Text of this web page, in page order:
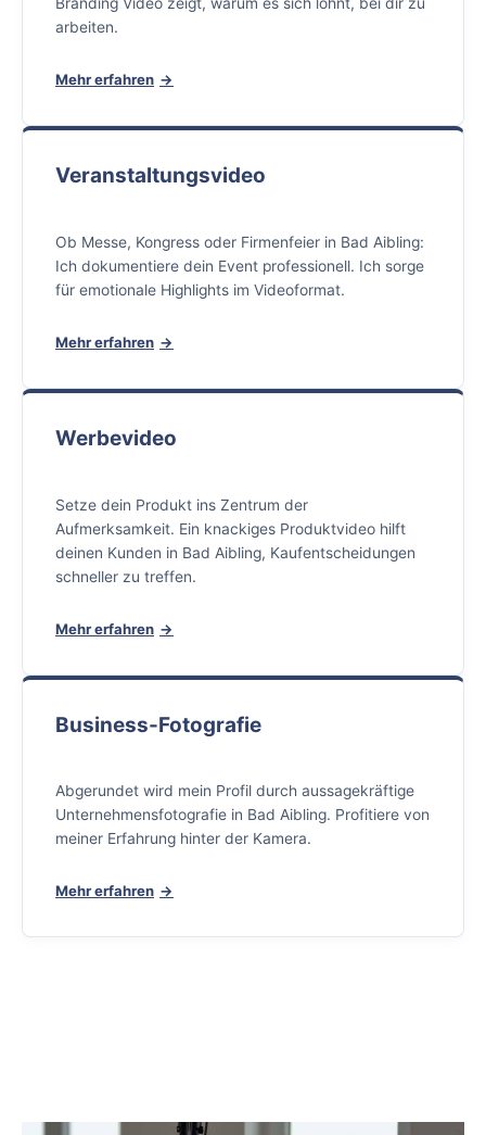
Branding Video zeigt, warum es sich lohnt, bei dir zu
arbeiten.
Mehr erfahren
Veranstaltungsvideo
Ob Messe, Kongress oder Firmenfeier in Bad Aibling:
Ich dokumentiere dein Event professionell. Ich sorge
für emotionale Highlights im Videoformat.
Mehr erfahren
Werbevideo
Setze dein Produkt ins Zentrum der
Aufmerksamkeit. Ein knackiges Produktvideo hilft
deinen Kunden in Bad Aibling, Kaufentscheidungen
schneller zu treffen.
Mehr erfahren
Business-Fotografie
Abgerundet wird mein Profil durch aussagekräftige
Unternehmensfotografie in Bad Aibling. Profitiere von
meiner Erfahrung hinter der Kamera.
Mehr erfahren